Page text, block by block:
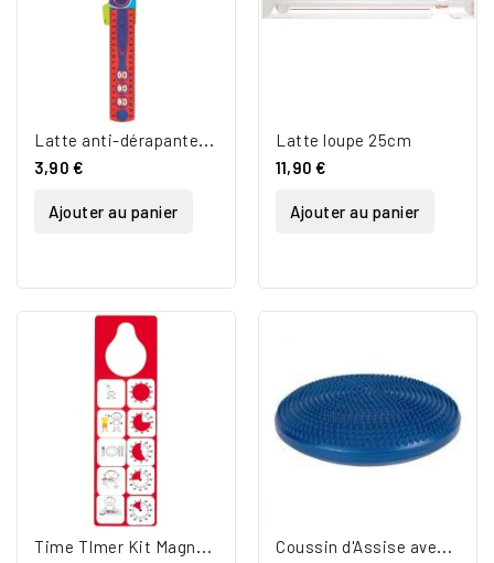
L
atte anti-dérapante 30cm
3,90 €
Ajouter au panier
Latte loupe 25cm
11,90 €
Ajouter au panier
T
ime TImer Kit Magnétique C
oussin d'Assise avec Picots